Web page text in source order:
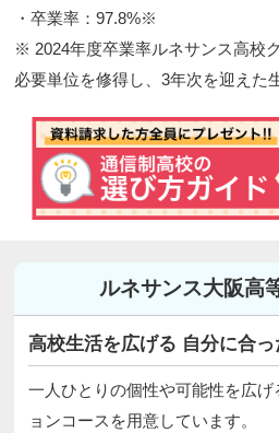
・卒業率：97.8%※
※ 2024年度卒業率ルネサンス高校
必要単位を修得し、3年次を迎えた
ルネサンス大阪高
高校生活を広げる 自分に合
一人ひとりの個性や可能性を広
ョンコースを用意しています。